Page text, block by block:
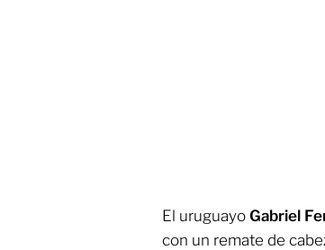
El uruguayo Gabriel
con un remate de